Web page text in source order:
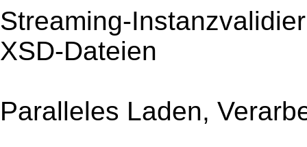
Streaming-
XSD-Dateien
Paralleles Laden,